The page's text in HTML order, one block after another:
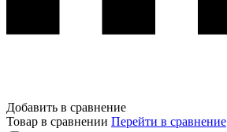
Добавить в сравнение
Товар в сравнении Перейти в сравнение